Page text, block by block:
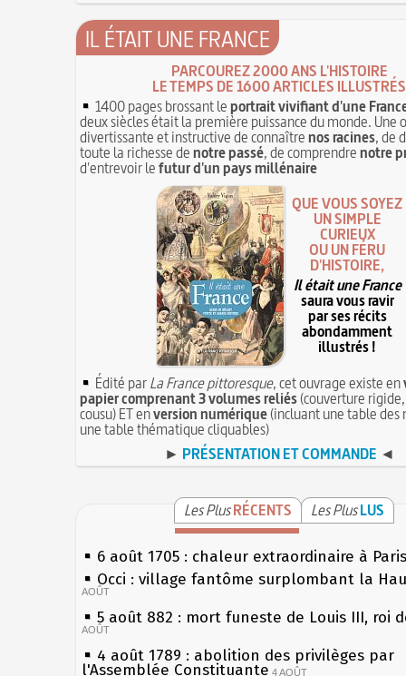
IL ÉTAIT UNE FRANCE
PARCOUREZ 2000 ANS L'HISTOIRE
LE TEMPS DE 1600 ARTICLES ILLUSTRÉS
1400 pages brossant leportrait vivifiant d'une
deux siècles était la première puissance du monde. Une
divertissante et instructive de connaîtrenos racines, de
toute la richesse denotre passé, de comprendrenotre
d'entrevoir lefutur d'un pays millénaire
QUE VOUS SOYEZ
UN SIMPLE
CURIEUX
OU UN FÉRU
D'HISTOIRE,
Il était une France
saura vous ravir
par ses récits
abondamment
illustrés !
Édité parLa France pittoresque, cet ouvrage existe en
papier comprenant 3 volumes reliés(couverture
cousu) ET enversion numérique(incluant une table des
une table thématique cliquables)
► PRÉSENTATION ET COMMANDE ◄
Les PlusRÉCENTS Les PlusLUS
6 août 1705 : chaleur extraordinaire à Paris
Occi : village fantôme surplombant la
AOÛT
5 août 882 : mort funeste de Louis III, roi
AOÛT
4 août 1789 : abolition des privilèges par
l'Assemblée Constituante 4 AOÛT